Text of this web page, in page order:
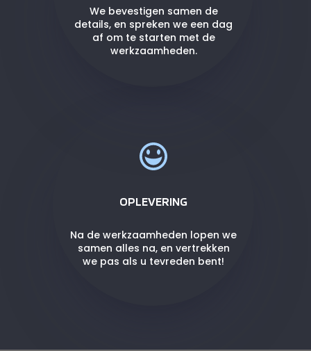
We bevestigen samen de
details, en spreken we een dag
af om te starten met de
werkzaamheden.
OPLEVERING
Na de werkzaamheden lopen we
samen alles na, en vertrekken
we pas als u tevreden bent!